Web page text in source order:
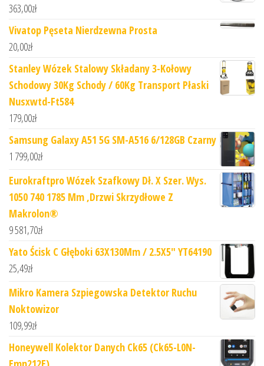
363,00zł
Vivatop Pęseta Nierdzewna Prosta
20,00zł
Stanley Wózek Stalowy Składany 3-Kołowy
Schodowy 30Kg Schody / 60Kg Transport Płaski
Nusxwtd-Ft584
179,00zł
Samsung Galaxy A51 5G SM-A516 6/128GB Czarny
1 799,00zł
Eurokraftpro Wózek Szafkowy Dł. X Szer. Wys.
1050 740 1785 Mm ,Drzwi Skrzydłowe Z
Makrolon®
9 581,70zł
Yato Ścisk C Głęboki 63X130Mm / 2.5X5" YT64190
25,49zł
Mikro Kamera Szpiegowska Detektor Ruchu
Noktowizor
109,99zł
Honeywell Kolektor Danych Ck65 (Ck65-L0N-